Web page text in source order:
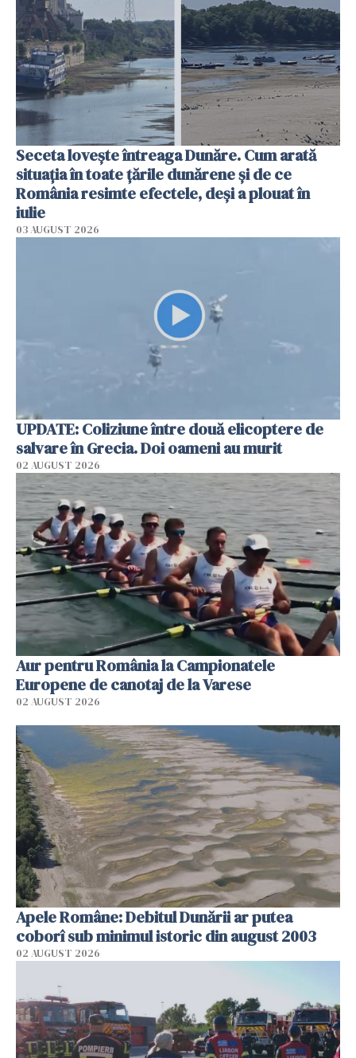
Seceta lovește întreaga Dunăre. Cum arată
situația în toate țările dunărene și de ce
România resimte efectele, deși a plouat în
iulie
03 AUGUST 2026
UPDATE: Coliziune între două elicoptere de
salvare în Grecia. Doi oameni au murit
02 AUGUST 2026
Aur pentru România la Campionatele
Europene de canotaj de la Varese
02 AUGUST 2026
Apele Române: Debitul Dunării ar putea
coborî sub minimul istoric din august 2003
02 AUGUST 2026